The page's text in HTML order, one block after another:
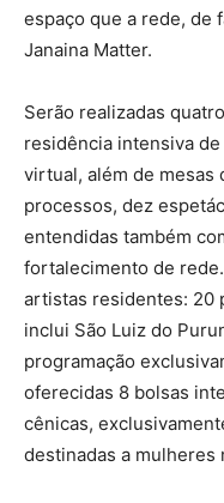
espaço que a rede, de
Janaina Matter.
Serão realizadas
residência intensiva
virtual, além de mesas
processos, dez
entendidas também
fortalecimento de
artistas residentes: 20
inclui São Luiz do
programação
oferecidas 8 bolsas
cênicas,
destinadas a mulheres